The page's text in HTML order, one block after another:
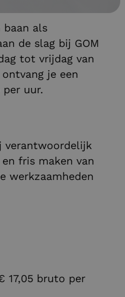
baan als
de slag bij GOM
tot vrijdag van
je een
uur.
verantwoordelijk
fris maken van
werkzaamheden
17,05 bruto per